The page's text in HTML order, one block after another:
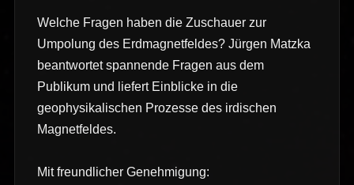
Welche Fragen haben die Zuschauer zur
Umpolung des Erdmagnetfeldes? Jürgen Matzka
beantwortet spannende Fragen aus dem
Publikum und liefert Einblicke in die
geophysikalischen Prozesse des irdischen
Magnetfeldes.
Mit freundlicher Genehmigung: